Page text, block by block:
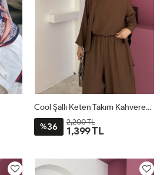
Cool Şallı Keten Takım Kahverengi
%36 2,200 TL
1,399 TL